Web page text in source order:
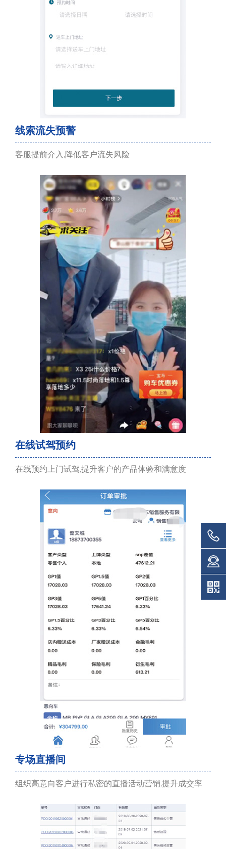
线索流失预警
客服提前介入,降低客户流失风险
在线试驾预约
在线预约上门试驾,提升客户的产品体验和满意度
专场直播间
组织高意向客户进行私密的直播活动营销,提升成交率